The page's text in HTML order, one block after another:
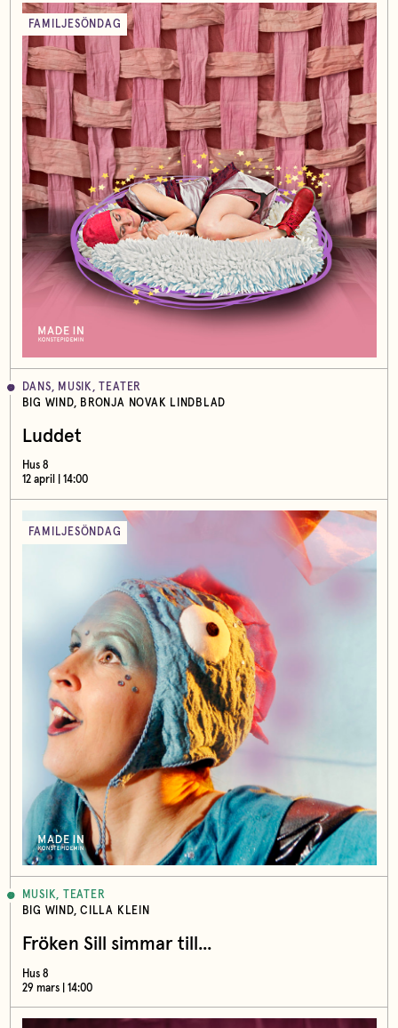
FAMILJESÖNDAG
DANS, MUSIK, TEATER
BIG WIND, BRONJA NOVAK LINDBLAD
Luddet
Hus 8
12 april | 14:00
FAMILJESÖNDAG
MUSIK, TEATER
BIG WIND, CILLA KLEIN
Fröken Sill simmar till...
Hus 8
29 mars | 14:00